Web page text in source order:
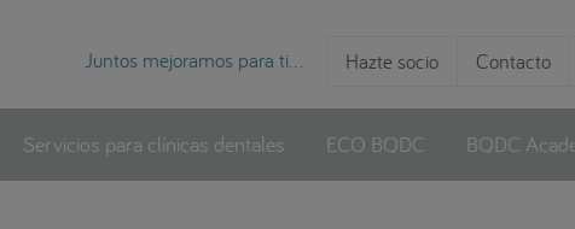
Juntos mejoramos para ti... Hazte socio Contacto
Servicios para clínicas dentales ECO BQDC BQDC